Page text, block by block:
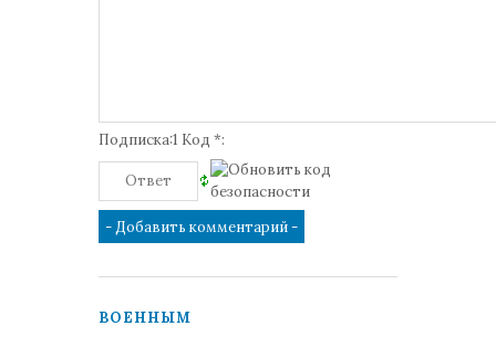
Подписка:1 Код *:
ВОЕННЫМ